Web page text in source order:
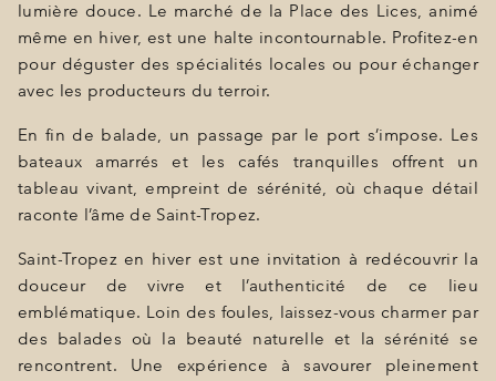
lumière douce. Le marché de la Place des Lices, animé
même en hiver, est une halte incontournable. Profitez-en
pour déguster des spécialités locales ou pour échanger
avec les producteurs du terroir.
En fin de balade, un passage par le port s’impose. Les
bateaux amarrés et les cafés tranquilles offrent un
tableau vivant, empreint de sérénité, où chaque détail
raconte l’âme de Saint-Tropez.
Saint-Tropez en hiver est une invitation à redécouvrir la
douceur de vivre et l’authenticité de ce lieu
emblématique. Loin des foules, laissez-vous charmer par
des balades où la beauté naturelle et la sérénité se
rencontrent. Une expérience à savourer pleinement